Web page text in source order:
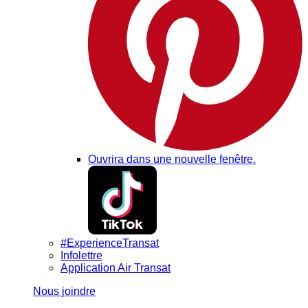
Ouvrira dans une nouvelle fenêtre.
#ExperienceTransat
Infolettre
Application Air Transat
Nous joindre